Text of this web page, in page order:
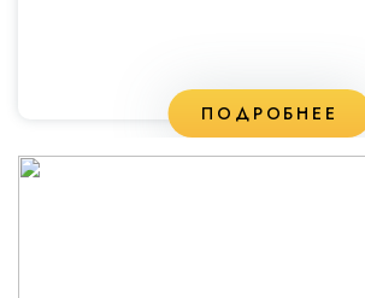
ПОДРОБНЕЕ